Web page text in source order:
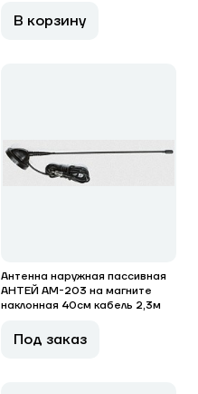
В корзину
Антенна наружная пассивная
АНТЕЙ АМ-203 на магните
наклонная 40см кабель 2,3м
Под заказ